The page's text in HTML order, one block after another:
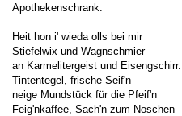
Apothekenschrank.
Heit hon i' wieda olls bei mir
Stiefelwix und Wagnschmier
an Karmelitergeist und Eisengschirr.
Tintentegel, frische Seif'n
neige Mundstück für die Pfeif'n
Feig'nkaffee, Sach'n zum Noschen